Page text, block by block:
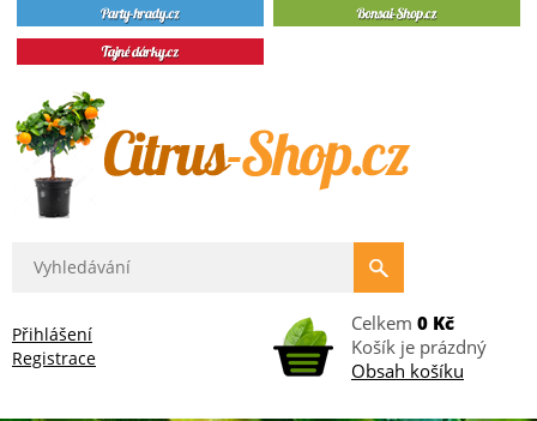
Přihlášení
Registrace
Celkem 0 Kč
Košík je prázdný
Obsah košíku